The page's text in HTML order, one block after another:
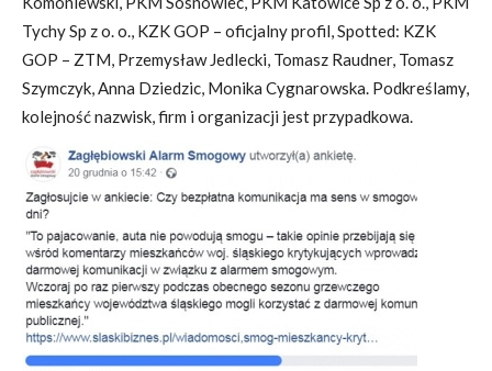
Tychy Sp z o. o., KZK GOP – oficjalny profil,Spotted: KZK
GOP – ZTM, Przemysław Jedlecki, Tomasz Raudner, Tomasz
Szymczyk,Anna Dziedzic, Monika Cygnarowska. Podkreślamy,
kolejność nazwisk, firm i organizacji jest przypadkowa.